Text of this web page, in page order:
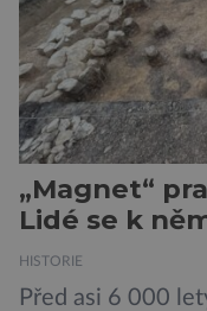
„Magnet“
Lidé se k
HISTORIE
Před asi 6 000